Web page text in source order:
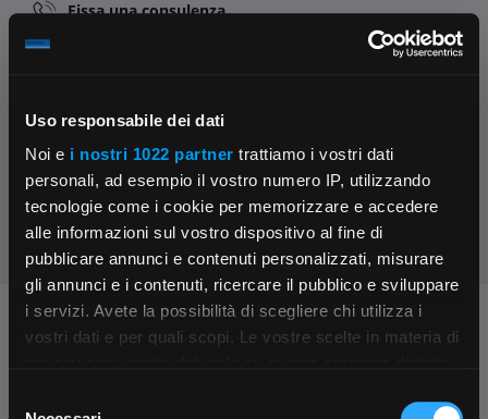
Uso responsabile dei dati
Noi e i nostri 1022 partner trattiamo i vostri dati
personali, ad esempio il vostro numero IP, utilizzando
tecnologie come i cookie per memorizzare e accedere
alle informazioni sul vostro dispositivo al fine di
pubblicare annunci e contenuti personalizzati, misurare
gli annunci e i contenuti, ricercare il pubblico e sviluppare
i servizi. Avete la possibilità di scegliere chi utilizza i
vostri dati e per quali scopi. Le vostre scelte in materia di
×
Fissa una consulenza
Parla con il customer care dedicato
Condividi:
Chiedi ai nostri tecnici